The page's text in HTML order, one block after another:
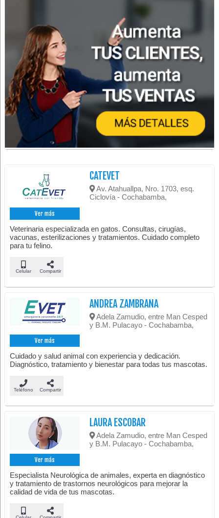
Ver más
CATEVET
Av. Atahuallpa, Nro. 1703, esq.
Ciclovía - Cochabamba,
Veterinaria especializada en gatos. Consultas, cirugías,
vacunas, esterilizaciones y tratamientos. Cuidado completo
para tu felino.
Celular Compartir
Ver más
ANDREA ZAMBRANA
Adela Zamudio, entre Man Cesped
y B.M. Pulacayo - Cochabamba,
Cuidado y salud animal con experiencia y dedicación.
Diagnóstico, tratamiento y bienestar para todas tus mascotas.
Teléfono Compartir
Ver más
LAURA ESCOBAR
Adela Zamudio, entre Man Cesped
y B.M. Pulacayo - Cochabamba,
Especialista Neurológica de animales, experta en diagnóstico
y tratamiento de trastornos neurológicos para mejorar la
calidad de vida de tus mascotas.